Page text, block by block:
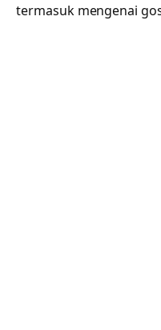
termasuk mengenai